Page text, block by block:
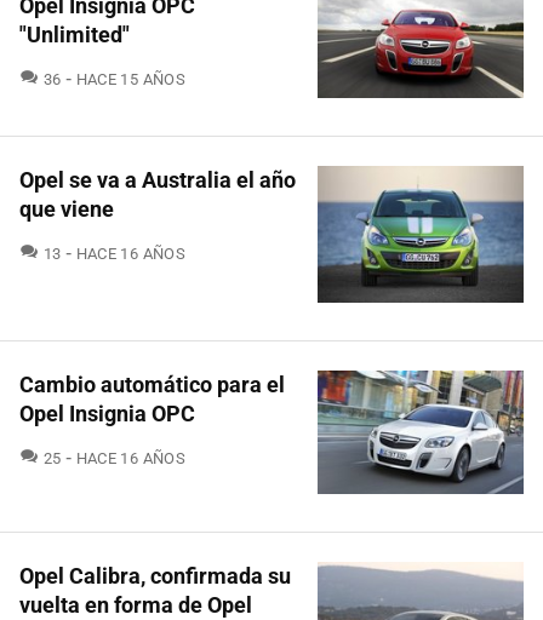
Opel Insignia OPC
"Unlimited"
36 COMENTARIOS
HACE 15 AÑOS
Opel se va a Australia el año
que viene
13 COMENTARIOS
HACE 16 AÑOS
Cambio automático para el
Opel Insignia OPC
25 COMENTARIOS
HACE 16 AÑOS
Opel Calibra, confirmada su
vuelta en forma de Opel